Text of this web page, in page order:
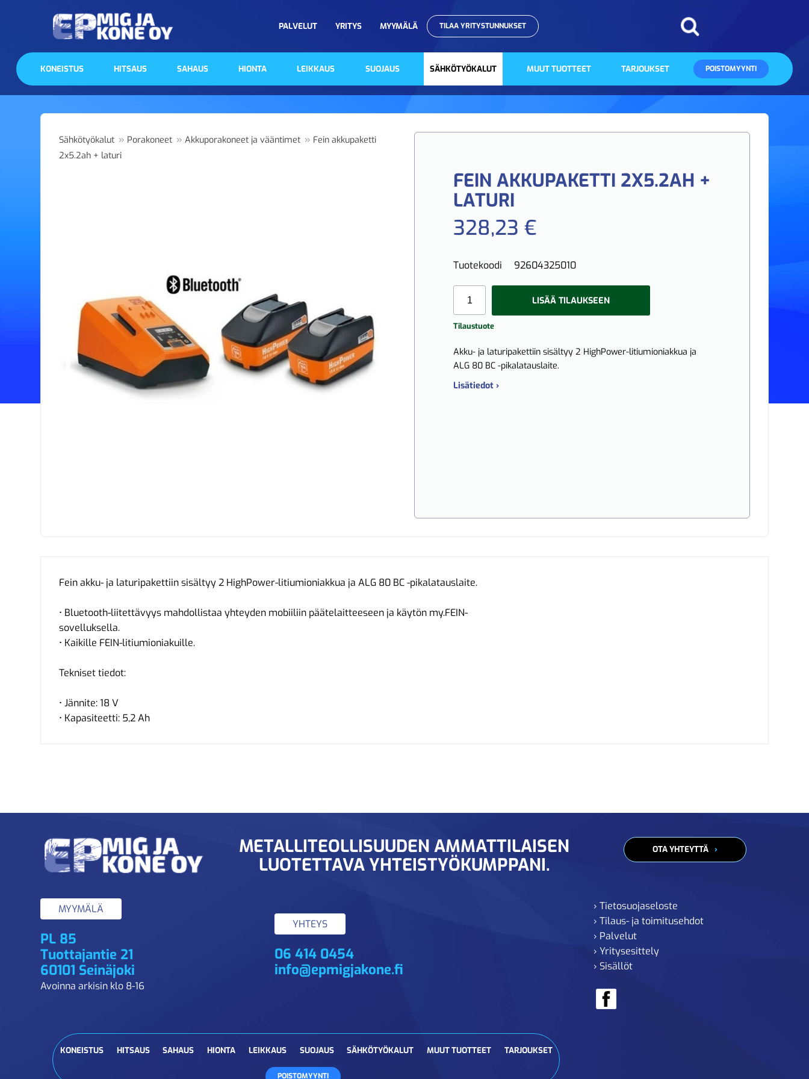
PALVELUT YRITYS MYYMÄLÄ TILAA YRITYSTUNNUKSET
KONEISTUS HITSAUS SAHAUS HIONTA LEIKKAUS SUOJAUS SÄHKÖTYÖKALUT MUUT TUOTTEET TARJOUKSET POISTOMYYNTI
Sähkötyökalut » Porakoneet »Akkuporakoneet ja vääntimet » Fein akkupaketti
2x5.2ah + laturi
FEIN AKKUPAKETTI 2X5.2AH +
LATURI
328,23 €
Tuotekoodi 92604325010
LISÄÄ TILAUKSEEN
Tilaustuote
Akku- ja laturipakettiin sisältyy 2 HighPower-litiumioniakkua ja
ALG 80 BC -pikalatauslaite.
Lisätiedot ›
Fein akku- ja laturipakettiin sisältyy 2 HighPower-litiumioniakkua ja ALG 80 BC -pikalatauslaite.
• Bluetooth-liitettävyys mahdollistaa yhteyden mobiiliin päätelaitteeseen ja käytön my.FEIN-
sovelluksella.
• Kaikille FEIN-litiumioniakuille.
Tekniset tiedot:
• Jännite: 18 V
• Kapasiteetti: 5,2 Ah
METALLITEOLLISUUDEN AMMATTILAISEN
LUOTETTAVA YHTEISTYÖKUMPPANI.
OTA YHTEYTTÄ
MYYMÄLÄ
PL 85
Tuottajantie 21
60101 Seinäjoki
Avoinna arkisin klo 8-16
YHTEYS
06 414 0454
info@epmigjakone.fi
› Tietosuojaseloste
› Tilaus- ja toimitusehdot
› Palvelut
› Yritysesittely
› Sisällöt
KONEISTUS HITSAUS SAHAUS HIONTA LEIKKAUS SUOJAUS SÄHKÖTYÖKALUT MUUT TUOTTEET TARJOUKSET
POISTOMYYNTI